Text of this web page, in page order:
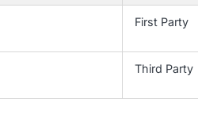
First Party
Third Party